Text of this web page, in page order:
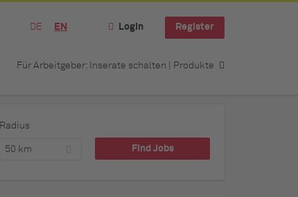
DE EN Login Register
Für Arbeitgeber: Inserate schalten | Produkte
Radius
50 km